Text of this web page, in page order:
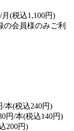
(税込1,100円)
会員様のみご利
/本(税込240円)
円/本(税込140円)
200円)